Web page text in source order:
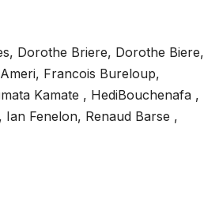
Dorothe Briere, Dorothe Biere,
Francois Bureloup,
Kamate , HediBouchenafa ,
Fenelon, Renaud Barse ,